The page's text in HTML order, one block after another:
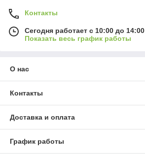
Контакты
Сегодня работает с 10:00 до 14:00
Показать весь график работы
О нас
Контакты
Доставка и оплата
График работы